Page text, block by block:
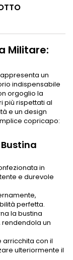
Militare:
un
indispensabile
orgoglio la
più rispettati al
e un design
copricapo:
in
e durevole
perfetta.
la bustina
rendendola un
arricchita con il
ulteriormente il